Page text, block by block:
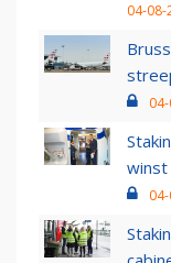
04-08-
winst